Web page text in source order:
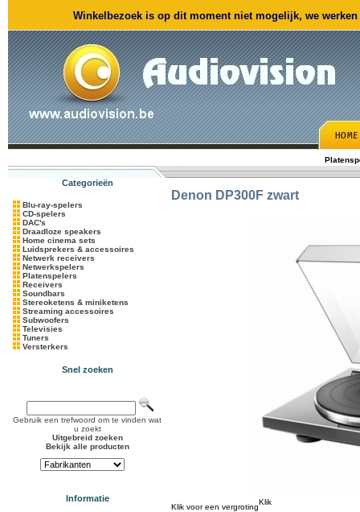
Winkelbezoek is op dit moment niet mogelijk, we
Categorieën
Blu-ray-spelers
CD-spelers
DAC's
Draadloze speakers
Home cinema sets
Luidsprekers & accessoires
Netwerk receivers
Netwerkspelers
Platenspelers
Receivers
Soundbars
Stereoketens & miniketens
Streaming accessoires
Subwoofers
Televisies
Tuners
Versterkers
Snel zoeken
Gebruik een trefwoord om te vinden wat
u zoekt
Uitgebreid zoeken
Bekijk alle producten
Informatie
Denon DP300F zwart
Klik voor een vergroting